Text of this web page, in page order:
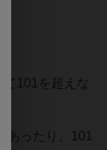
て101を超えな
あったり、101